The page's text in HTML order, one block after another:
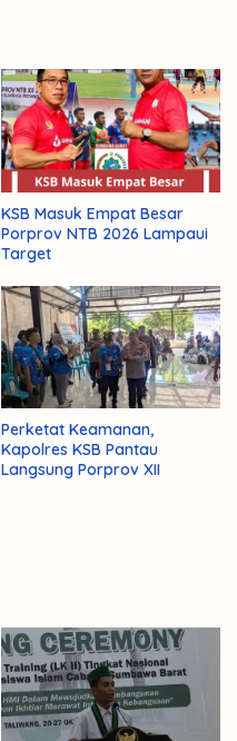
KSB Masuk Empat Besar
Porprov NTB 2026 Lampaui
Target
Perketat Keamanan,
Kapolres KSB Pantau
Langsung Porprov XII